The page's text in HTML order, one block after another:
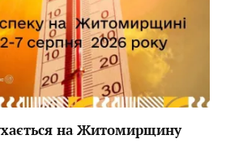
на Житомирщину